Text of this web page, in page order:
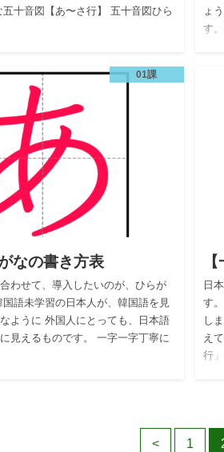
十音図【あ〜さ行】 五十音図ひら
ょ
す
01課
なの書き方表
わせて、導入したいのが、ひらが
語未学習の日本人が、韓国語を見
ように 外国人にとっても、日本語
見えるものです。 一字一字丁寧に
日
す
し
え
行
< 1